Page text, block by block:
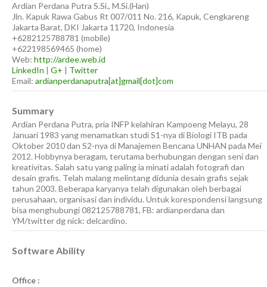
Ardian Perdana Putra S.Si., M.Si.(Han)
Jln. Kapuk Rawa Gabus Rt 007/011 No. 216, Kapuk, Cengkareng
Jakarta Barat, DKI Jakarta 11720, Indonesia
+6282125788781 (mobile)
+622198569465 (home)
Web: http://ardee.web.id
LinkedIn | G+ | Twitter
Email: ardianperdanaputra[at]gmail[dot]com
Summary
Ardian Perdana Putra, pria INFP kelahiran Kampoeng Melayu, 28
Januari 1983 yang menamatkan studi S1-nya di Biologi ITB pada
Oktober 2010 dan S2-nya di Manajemen Bencana UNHAN pada Mei
2012. Hobbynya beragam, terutama berhubungan dengan seni dan
kreativitas. Salah satu yang paling ia minati adalah fotografi dan
desain grafis. Telah malang melintang didunia desain grafis sejak
tahun 2003. Beberapa karyanya telah digunakan oleh berbagai
perusahaan, organisasi dan individu. Untuk korespondensi langsung
bisa menghubungi 082125788781, FB: ardianperdana dan
YM/twitter dg nick: delcardino.
Software Ability
Office :